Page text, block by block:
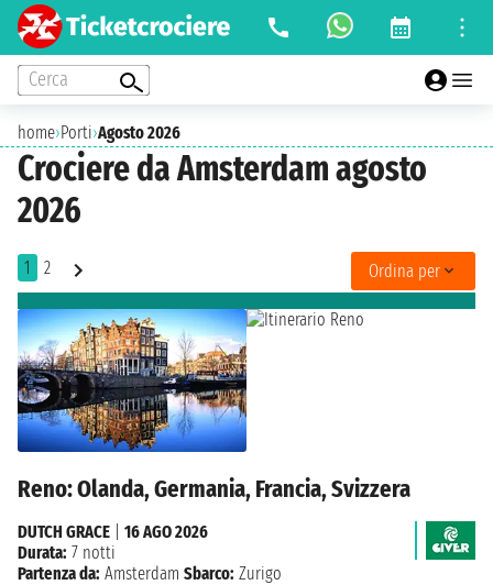
Cerca
home›Porti›Agosto 2026
Crociere da Amsterdam agosto
2026
1 2 Ordina per
Reno: Olanda, Germania, Francia, Svizzera
DUTCH GRACE
16 AGO 2026
Durata: 7 notti
Partenza da: Amsterdam Sbarco: Zurigo